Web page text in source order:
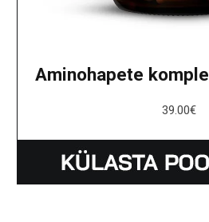
Aminohapete
39.00€